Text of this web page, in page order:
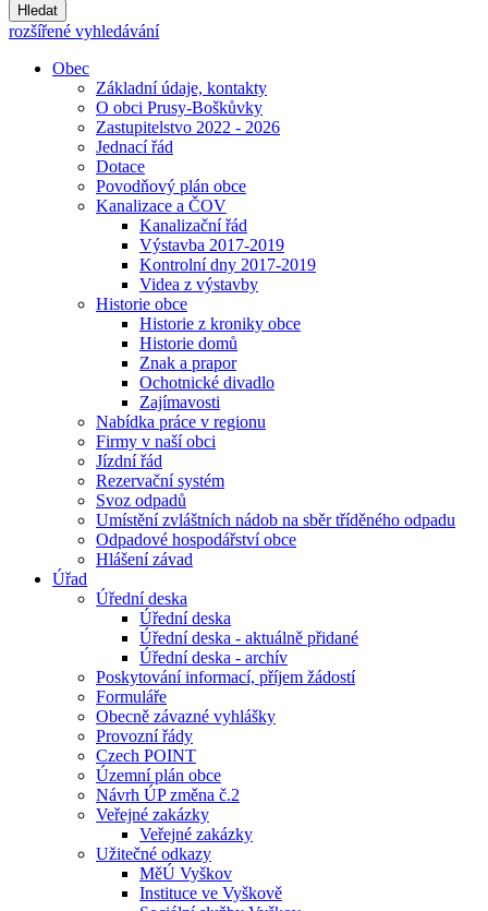
Hledat
rozšířené vyhledávání
Obec
Základní údaje, kontakty
O obci Prusy-Boškůvky
Zastupitelstvo 2022 - 2026
Jednací řád
Dotace
Povodňový plán obce
Kanalizace a ČOV
Kanalizační řád
Výstavba 2017-2019
Kontrolní dny 2017-2019
Videa z výstavby
Historie obce
Historie z kroniky obce
Historie domů
Znak a prapor
Ochotnické divadlo
Zajímavosti
Nabídka práce v regionu
Firmy v naší obci
Jízdní řád
Rezervační systém
Svoz odpadů
Umístění zvláštních nádob na sběr tříděného odpadu
Odpadové hospodářství obce
Hlášení závad
Úřad
Úřední deska
Úřední deska
Úřední deska - aktuálně přidané
Úřední deska - archív
Poskytování informací, příjem žádostí
Formuláře
Obecně závazné vyhlášky
Provozní řády
Czech POINT
Územní plán obce
Návrh ÚP změna č.2
Veřejné zakázky
Veřejné zakázky
Užitečné odkazy
MěÚ Vyškov
Instituce ve Vyškově